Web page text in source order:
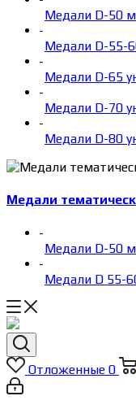
Медали D-50
-
Медали D-55-
-
Медали D-65
-
Медали D-70
-
Медали D-80
Медали
-
Медали D-50
-
Медали D 55-
Отложенные 0